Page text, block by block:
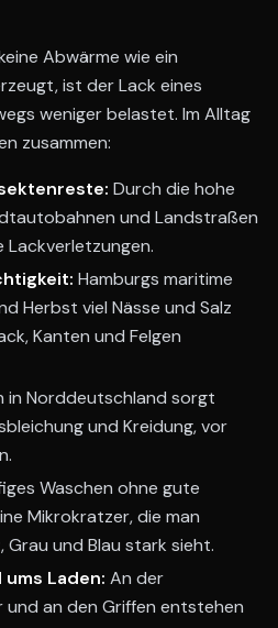
Abwärme wie ein
ist der Lack eines
weniger belastet. Im Alltag
zusammen:
Durch die hohe
und Landstraßen
Lackverletzungen.
Hamburgs maritime
Herbst viel Nässe und Salz
Kanten und Felgen
in Norddeutschland sorgt
und Kreidung, vor
Waschen ohne gute
Mikrokratzer, die man
und Blau stark sieht.
Laden: An der
und an den Griffen entstehen